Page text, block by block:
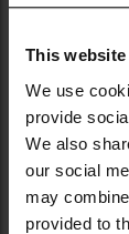
This
We use
provide
We also
our social
may
provided to